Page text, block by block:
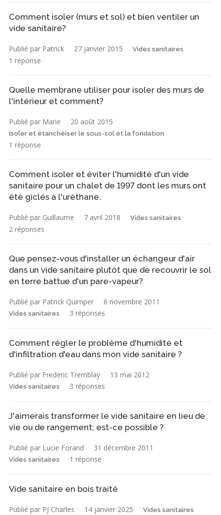
Comment isoler (murs et sol) et bien ventiler un
vide sanitaire?
Publié par Patrick 27 janvier 2015 Vides sanitaires
1 réponse
Quelle membrane utiliser pour isoler des murs de
l'intérieur et comment?
Publié par Marie 20 août 2015
Isoler et étanchéiser le sous-sol et la fondation
1 réponse
Comment isoler et éviter l'humidité d'un vide
sanitaire pour un chalet de 1997 dont les murs ont
été giclés à l'uréthane.
Publié par Guillaume 7 avril 2018 Vides sanitaires
2 réponses
Que pensez-vous d'installer un échangeur d'air
dans un vide sanitaire plutôt que de recouvrir le sol
en terre battue d'un pare-vapeur?
Publié par Patrick Quimper 6 novembre 2011
Vides sanitaires 3 réponses
Comment régler le problème d'humidité et
d'infiltration d'eau dans mon vide sanitaire ?
Publié par Frederic Tremblay 13 mai 2012
Vides sanitaires 3 réponses
J'aimerais transformer le vide sanitaire en lieu de
vie ou de rangement; est-ce possible ?
Publié par Lucie Forand 31 décembre 2011
Vides sanitaires 1 réponse
Vide sanitaire en bois traité
Publié par PJ Charles 14 janvier 2025 Vides sanitaires